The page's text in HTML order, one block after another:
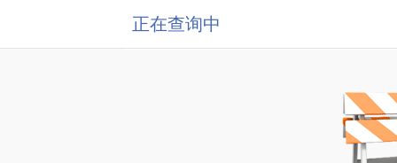
正在查询中